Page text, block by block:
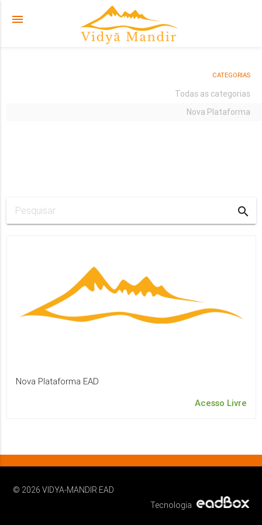
menu
CATEGORIAS
Todas as categorias
Nova Plataforma
search
Nova Plataforma EAD
Acesso Livre
© 2026 VIDYA-MANDIR EAD
Tecnologia